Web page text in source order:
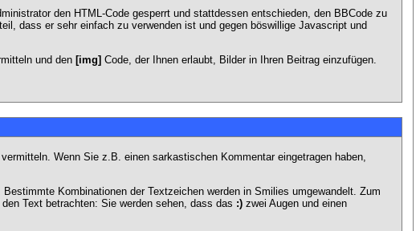
den HTML-Code gesperrt und stattdessen entschieden, den BBCode zu
dass er sehr einfach zu verwenden ist und gegen böswillige Javascript und
und den [img] Code, der Ihnen erlaubt, Bilder in Ihren Beitrag einzufügen.
Wenn Sie z.B. einen sarkastischen Kommentar eingetragen haben,
Kombinationen der Textzeichen werden in Smilies umgewandelt. Zum
Text betrachten: Sie werden sehen, dass das :)zwei Augen und einen